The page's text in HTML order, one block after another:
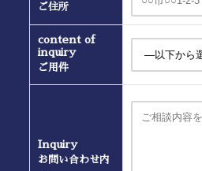
ご住所
content of
inquiry
ご用件
Inquiry
お問い合わせ内